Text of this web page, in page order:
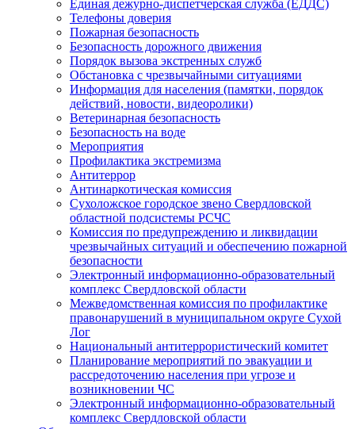
Единая дежурно-диспетчерская служба (ЕДДС)
Телефоны доверия
Пожарная безопасность
Безопасность дорожного движения
Порядок вызова экстренных служб
Обстановка с чрезвычайными ситуациями
Информация для населения (памятки, порядок
действий, новости, видеоролики)
Ветеринарная безопасность
Безопасность на воде
Мероприятия
Профилактика экстремизма
Антитеррор
Антинаркотическая комиссия
Сухоложское городское звено Свердловской
областной подсистемы РСЧС
Комиссия по предупреждению и ликвидации
чрезвычайных ситуаций и обеспечению пожарной
безопасности
Электронный информационно-образовательный
комплекс Cвердловской области
Межведомственная комиссия по профилактике
правонарушений в муниципальном округе Сухой
Лог
Национальный антитеррористический комитет
Планирование мероприятий по эвакуации и
рассредоточению населения при угрозе и
возникновении ЧС
Электронный информационно-образовательный
комплекс Свердловской области